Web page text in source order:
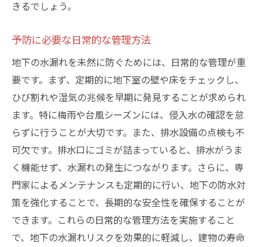
きるでしょう。
予防に必要な日常的な管理方法
地下の水漏れを未然に防ぐためには、日常的な管理が重
要です。まず、定期的に地下室の壁や床をチェックし、
ひび割れや湿気の兆候を早期に発見することが求められ
ます。特に梅雨や台風シーズンには、侵入水の確認を怠
らずに行うことが大切です。また、排水設備の点検も不
可欠です。排水口にゴミが詰まっていると、排水がうま
く機能せず、水漏れの発生につながります。さらに、専
門家によるメンテナンスも定期的に行い、地下の防水対
策を強化することで、長期的な安全性を確保することが
できます。これらの日常的な管理方法を実施すること
で、地下の水漏れリスクを効果的に軽減し、建物の寿命